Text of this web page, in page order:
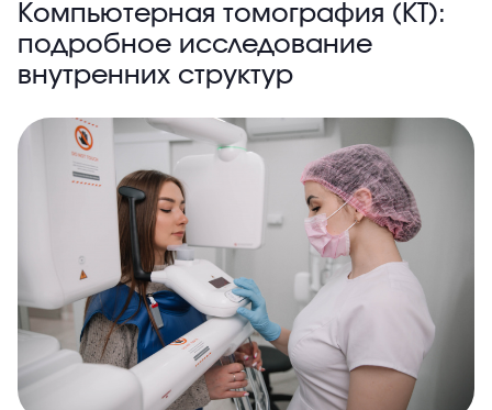
Компьютерная томография (КТ):
подробное исследование
внутренних структур